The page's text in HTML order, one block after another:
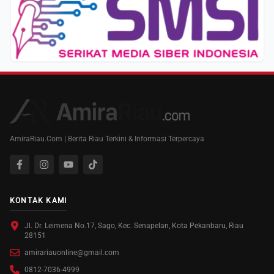
AmiraRiau.Com | Berita Riau Terkini & Informasi Terpercaya
KONTAK KAMI
Jl. Dr. Leimena No.17, Sago, Kec. Senapelan, Kota Pekanbaru, Riau
28151
amirariauonline@gmail.com
0812-7036-4999